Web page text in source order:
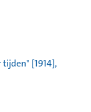
[1914],